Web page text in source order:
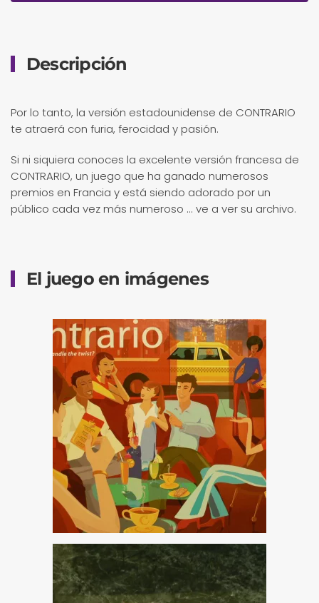
Descripción
Por lo tanto, la versión estadounidense de CONTRARIO
te atraerá con furia, ferocidad y pasión.
Si ni siquiera conoces la excelente versión francesa de
CONTRARIO, un juego que ha ganado numerosos
premios en Francia y está siendo adorado por un
público cada vez más numeroso ... ve a ver su archivo.
El juego en imágenes